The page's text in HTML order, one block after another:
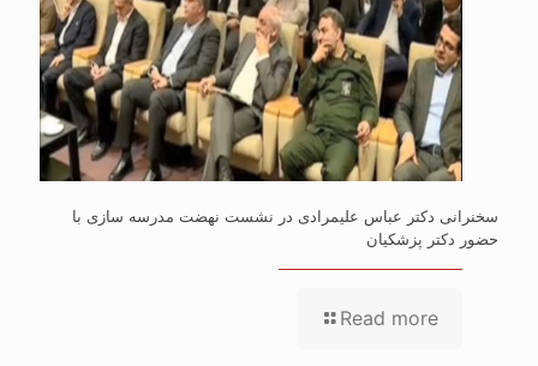
سخنرانی دکتر عباس علیمرادی در نشست نهضت مدرسه سازی با
حضور دکتر پزشکیان
Read more